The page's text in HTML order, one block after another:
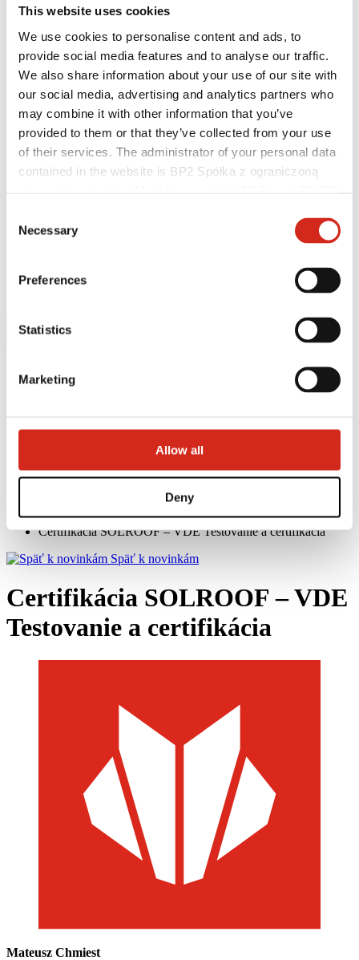
This website uses cookies
We use cookies to personalise content and ads, to
provide social media features and to analyse our traffic.
We also share information about your use of our site with
our social media, advertising and analytics partners who
may combine it with other information that you’ve
provided to them or that they’ve collected from your use
of their services. The administrator of your personal data
contained in the website is BP2 Spółka z ograniczoną
121387608.
Selection
Necessary
Preferences
Statistics
Marketing
Allow all
Deny
Užitočné odkazy
Nátery, farby a záruky
Na stiahnutie
eProfil
Novinky
Certifikácia SOLROOF – VDE Testovanie a certifikácia
Späť k novinkám
Certifikácia SOLROOF – VDE
Testovanie a certifikácia
Mateusz Chmiest